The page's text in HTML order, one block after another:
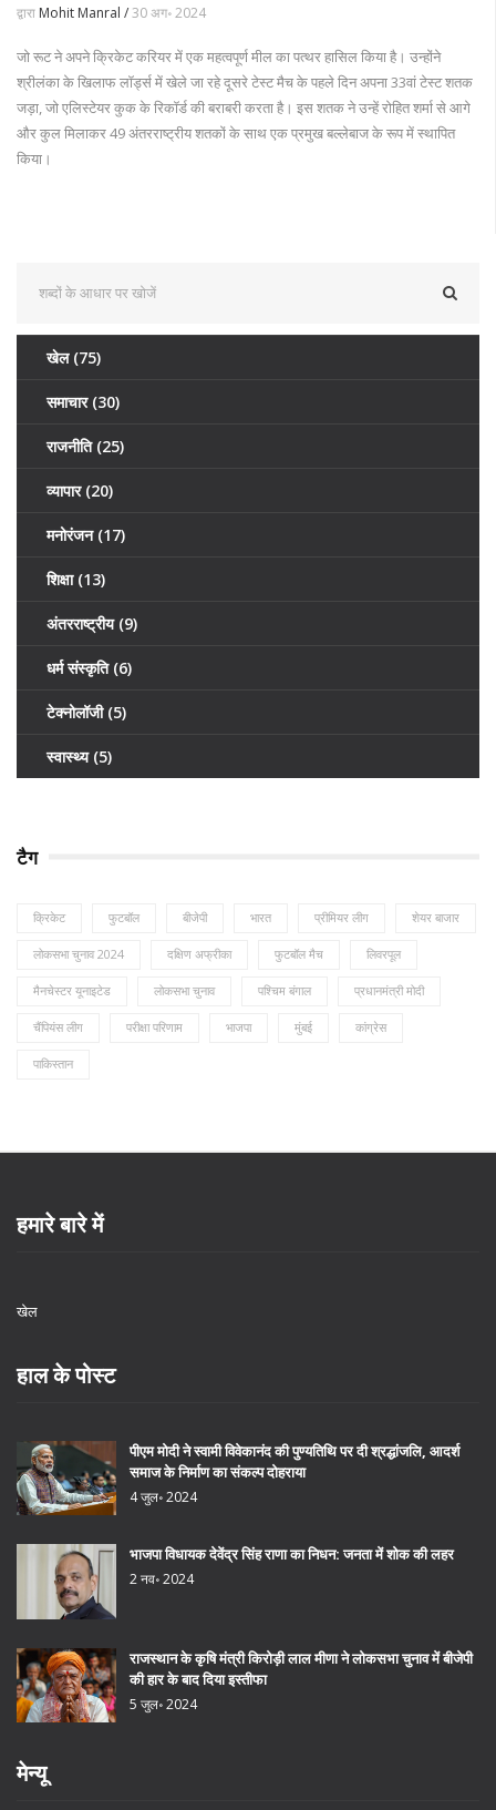
द्वारा Mohit Manral /30 अग॰ 2024
जो रूट ने अपने क्रिकेट करियर में एक महत्वपूर्ण मील का पत्थर हासिल किया है। उन्होंने
श्रीलंका के खिलाफ लॉर्ड्स में खेले जा रहे दूसरे टेस्ट मैच के पहले दिन अपना 33वां टेस्ट शतक
जड़ा, जो एलिस्टेयर कुक के रिकॉर्ड की बराबरी करता है। इस शतक ने उन्हें रोहित शर्मा से आगे
और कुल मिलाकर 49 अंतरराष्ट्रीय शतकों के साथ एक प्रमुख बल्लेबाज के रूप में स्थापित
किया।
खेल (75)
समाचार (30)
राजनीति (25)
व्यापार (20)
मनोरंजन (17)
शिक्षा (13)
अंतरराष्ट्रीय (9)
धर्म संस्कृति (6)
टेक्नोलॉजी (5)
स्वास्थ्य (5)
टैग
क्रिकेट फुटबॉल बीजेपी भारत प्रीमियर लीग शेयर बाजार
लोकसभा चुनाव 2024 दक्षिण अफ्रीका फुटबॉल मैच लिवरपूल
मैनचेस्टर यूनाइटेड लोकसभा चुनाव पश्चिम बंगाल प्रधानमंत्री मोदी
चैंपियंस लीग परीक्षा परिणाम भाजपा मुंबई कांग्रेस
पाकिस्तान
हमारे बारे में
खेल
हाल के पोस्ट
पीएम मोदी ने स्वामी विवेकानंद की पुण्यतिथि पर दी श्रद्धांजलि, आदर्श
समाज के निर्माण का संकल्प दोहराया
4 जुल॰ 2024
भाजपा विधायक देवेंद्र सिंह राणा का निधन: जनता में शोक की लहर
2 नव॰ 2024
राजस्थान के कृषि मंत्री किरोड़ी लाल मीणा ने लोकसभा चुनाव में बीजेपी
की हार के बाद दिया इस्तीफा
5 जुल॰ 2024
मेन्यू